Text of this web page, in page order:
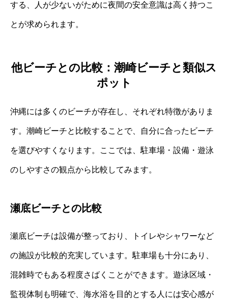
する、人が少ないがために夜間の安全意識は高く持つこ
とが求められます。
他ビーチとの比較：潮崎ビーチと類似ス
ポット
沖縄には多くのビーチが存在し、それぞれ特徴がありま
す。潮崎ビーチと比較することで、自分に合ったビーチ
を選びやすくなります。ここでは、駐車場・設備・遊泳
のしやすさの観点から比較してみます。
瀬底ビーチとの比較
瀬底ビーチは設備が整っており、トイレやシャワーなど
の施設が比較的充実しています。駐車場も十分にあり、
混雑時でもある程度さばくことができます。遊泳区域・
監視体制も明確で、海水浴を目的とする人には安心感が